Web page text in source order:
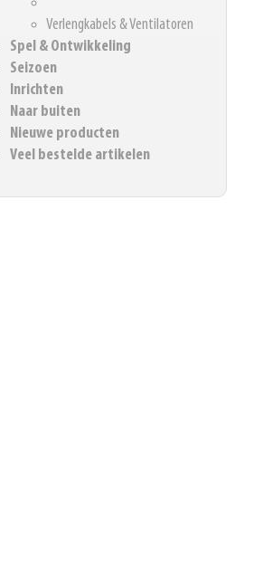
Verlengkabels & Ventilatoren
Spel & Ontwikkeling
Seizoen
Inrichten
Naar buiten
Nieuwe producten
Veel bestelde artikelen